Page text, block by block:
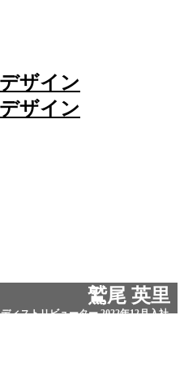
鷲尾 英里
ディストリビューター 2022年12月入社